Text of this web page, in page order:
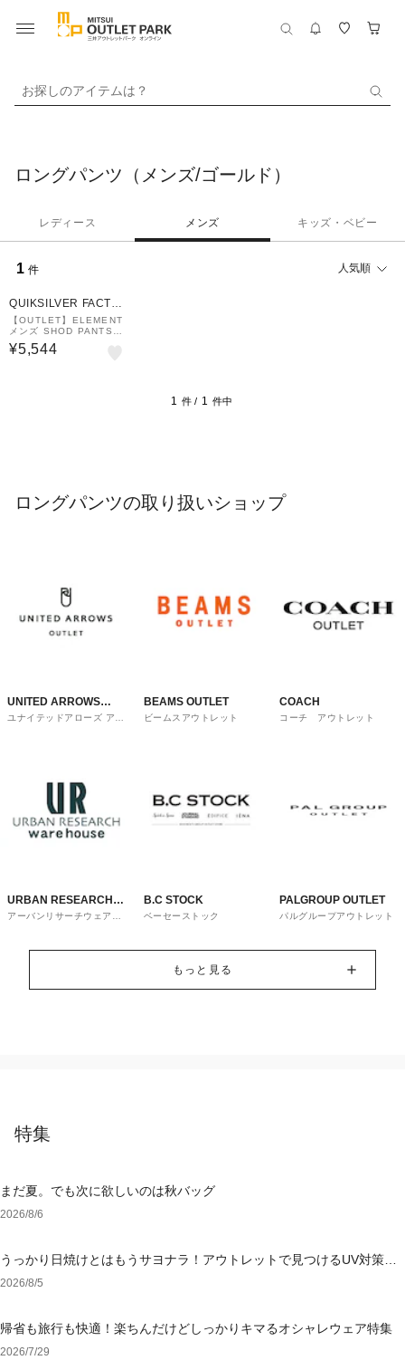
お探しのアイテムは？
ロングパンツ（メンズ/ゴールド）
レディース メンズ キッズ・ベビー
1 件 人気順
QUIKSILVER FACTO
RY OUTLET STORE
【OUTLET】ELEMENT
メンズ SHOD PANTS S
TD ロングパンツ 【202
5年春夏モデル】
¥5,544
1 件 / 1 件中
ロングパンツの取り扱いショップ
UNITED ARROWS
OUTLET
ユナイテッドアローズ アウ
BEAMS OUTLET
ビームスアウトレット
COACH
コーチ アウトレット
URBAN RESEARCH
ware house
アーバンリサーチウェアハ
B.C STOCK
ベーセーストック
PALGROUP OUTLET
パルグループアウトレット
もっと見る
特集
まだ夏。でも次に欲しいのは秋バッグ
2026/8/6
うっかり日焼けとはもうサヨナラ！アウトレットで見つけるUV対策ウ
ェア
2026/8/5
帰省も旅行も快適！楽ちんだけどしっかりキマるオシャレウェア特集
2026/7/29